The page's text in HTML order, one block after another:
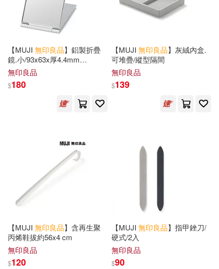
mujikko(1)
オザワエイコ(1)
小西紗代(1) 山口勢子(1)
日本日經設計(1)
村山涼一(1)
渡邊米英(1) 蜜雪兒(1)
オレンジページ(1)
三悅文化(1)
中國紡織出版社(1)
人民郵電出版社(1)
北京美術攝影出版社(1)
台灣廣廈(1) 台灣東販(1)
可新加坡店取(714)
可菲律賓店取(721)
(可複選)
本週上市新品(22)
電子書
適合手機平板閱讀(4)
【MUJI 無印良品】鋁製折疊
鏡.小/93x63x厚4.4mm
小/93x63x厚4.4mm，數量：1
入
無印良品
$180
【MUJI 無印良品】灰絨內盒.
可堆疊/縱型隔間
無印良品
$139
【MUJI 無印良品】含再生聚
丙烯鞋拔約56x4 cm
無印良品
$120
【MUJI 無印良品】指甲銼刀/
硬式/2入
無印良品
$90